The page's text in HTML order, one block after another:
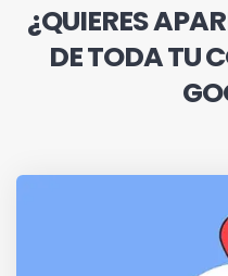
¿QUIERES
DE TODA TU